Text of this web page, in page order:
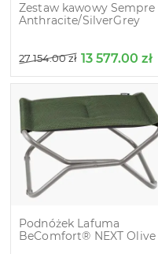
Zestaw kawowy Sempre
Anthracite/SilverGrey
27 154.00zł 13 577.00 zł
Podnóżek Lafuma
BeComfort® NEXT Olive